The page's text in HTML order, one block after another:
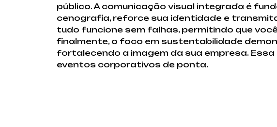
público. A comunicação visual integrada é
cenografia, reforce sua identidade e
tudo funcione sem falhas, permitindo que
finalmente, o foco em sustentabilidade
fortalecendo a imagem da sua empresa.
eventos corporativos de ponta.